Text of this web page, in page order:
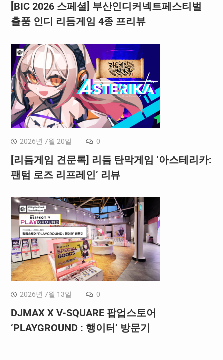
[BIC 2026 스페셜] 부산인디커넥트페스티벌
출품 인디 리듬게임 4종 프리뷰
2026년 7월 20일 0
[리듬게임 견문록] 리듬 탄막게임 ‘아스테리카:
팬텀 로즈 리프레인’ 리뷰
2026년 7월 13일 0
DJMAX X V-SQUARE 팝업스토어
‘PLAYGROUND : 행이터’ 방문기